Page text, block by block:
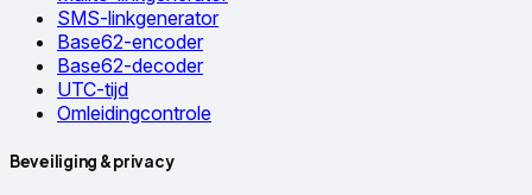
SMS-linkgenerator
Base62-encoder
Base62-decoder
UTC-tijd
Omleidingcontrole
Beveiliging & privacy